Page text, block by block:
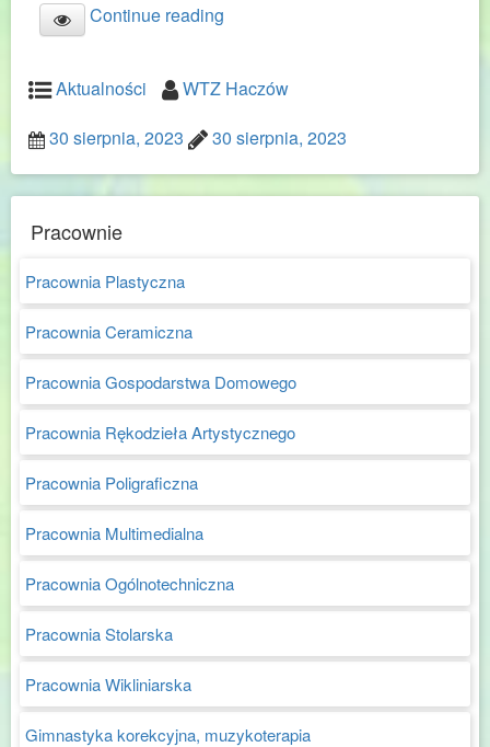
Continue reading
Aktualności
WTZ Haczów
30 sierpnia, 2023
30 sierpnia, 2023
Pracownie
Pracownia Plastyczna
Pracownia Ceramiczna
Pracownia Gospodarstwa Domowego
Pracownia Rękodzieła Artystycznego
Pracownia Poligraficzna
Pracownia Multimedialna
Pracownia Ogólnotechniczna
Pracownia Stolarska
Pracownia Wikliniarska
Gimnastyka korekcyjna, muzykoterapia